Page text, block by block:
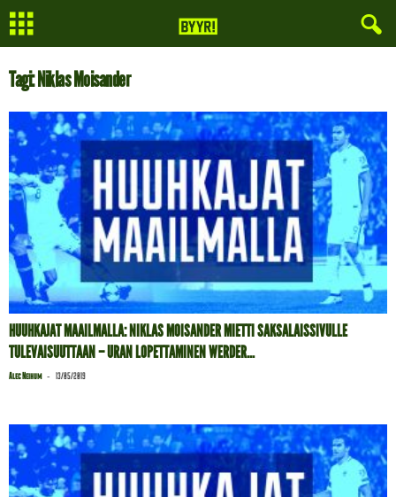
Tagi: Niklas Moisander
HUUHKAJAT MAAILMALLA: NIKLAS MOISANDER MIETTI SAKSALAISSIVULLE
TULEVAISUUTTAAN – URAN LOPETTAMINEN WERDER...
Alec Neihum - 13/05/2019